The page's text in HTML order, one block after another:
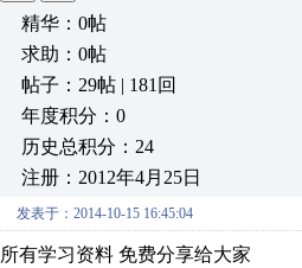
精华：0帖
求助：0帖
帖子：29帖 | 181回
年度积分：0
历史总积分：24
注册：2012年4月25日
发表于：2014-10-15 16:45:04
所有学习资料 免费分享给大家